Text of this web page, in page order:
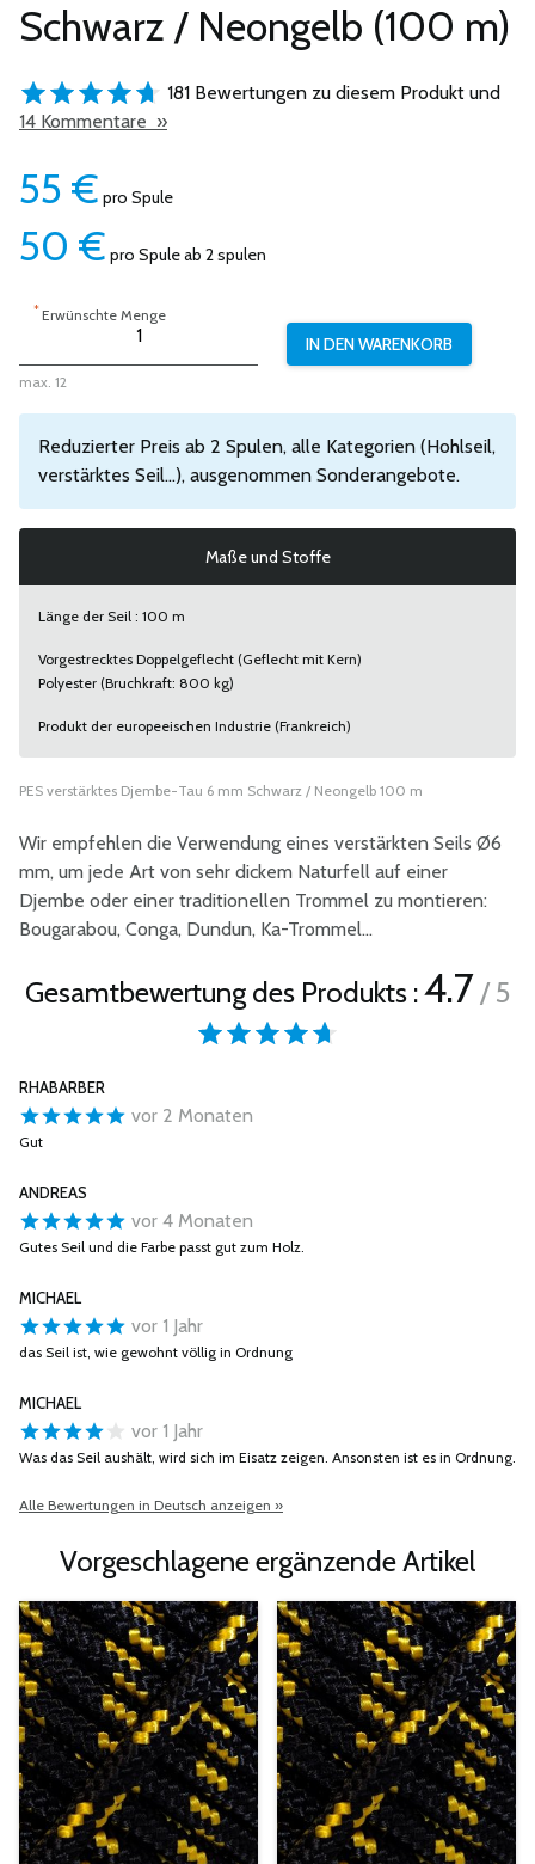
Schwarz / Neongelb (100 m)
181 Bewertungen zu diesem Produkt und
14 Kommentare »
55 € pro Spule
50 € pro Spule ab 2 spulen
*Erwünschte Menge
max. 12
Reduzierter Preis ab 2 Spulen, alle Kategorien (Hohlseil,
verstärktes Seil...), ausgenommen Sonderangebote.
Maße und Stoffe
Länge der Seil : 100 m
Vorgestrecktes Doppelgeflecht (Geflecht mit Kern)
Polyester (Bruchkraft: 800 kg)
Produkt der europeeischen Industrie (Frankreich)
PES verstärktes Djembe-Tau 6 mm Schwarz / Neongelb 100 m
Wir empfehlen die Verwendung eines verstärkten Seils Ø6
mm, um jede Art von sehr dickem Naturfell auf einer
Djembe oder einer traditionellen Trommel zu montieren:
Bougarabou, Conga, Dundun, Ka-Trommel...
Gesamtbewertung des Produkts :4.7/ 5
RHABARBER
vor 2 Monaten
Gut
ANDREAS
vor 4 Monaten
Gutes Seil und die Farbe passt gut zum Holz.
MICHAEL
vor 1 Jahr
das Seil ist, wie gewohnt völlig in Ordnung
MICHAEL
vor 1 Jahr
Was das Seil aushält, wird sich im Eisatz zeigen. Ansonsten ist es in Ordnung.
Alle Bewertungen in Deutsch anzeigen »
Vorgeschlagene ergänzende Artikel